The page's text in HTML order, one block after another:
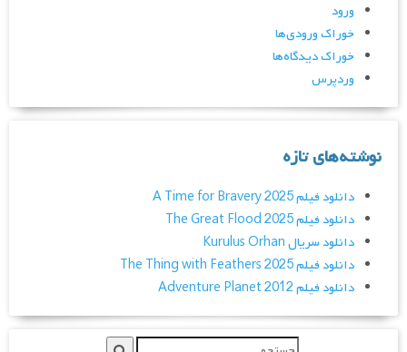
ورود
خوراک ورودی‌ها
خوراک دیدگاه‌ها
وردپرس
نوشته‌های تازه
دانلود فیلم A Time for Bravery 2025
دانلود فیلم The Great Flood 2025
دانلود سریال Kurulus Orhan
دانلود فیلم The Thing with Feathers 2025
دانلود فیلم Adventure Planet 2012